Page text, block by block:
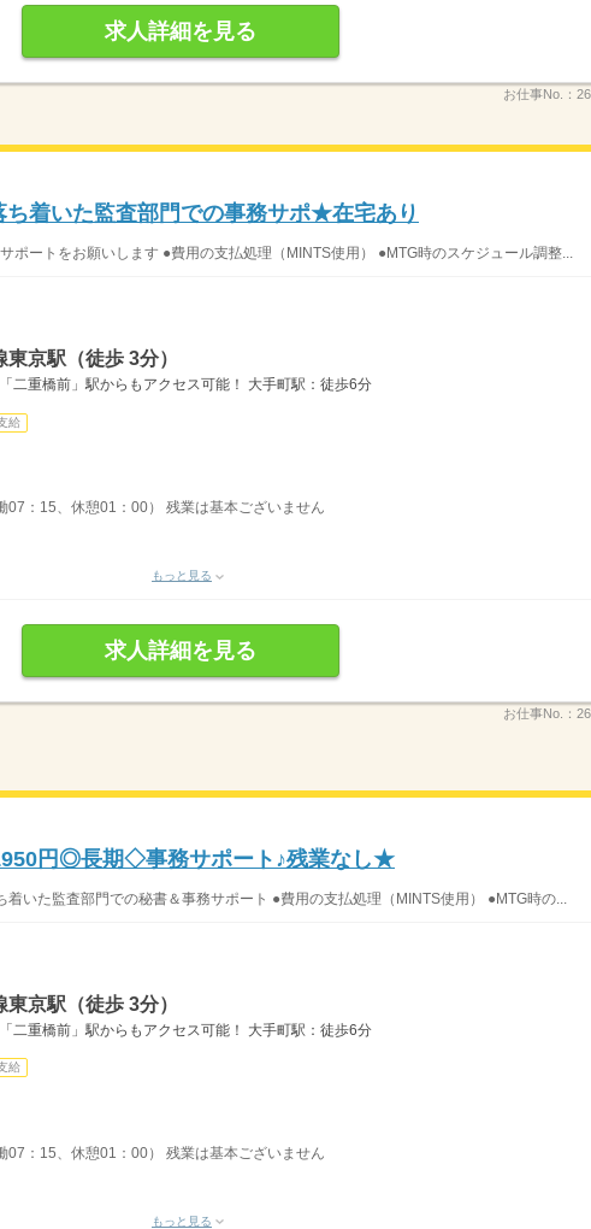
求人詳細を見る
お仕事No.：
着いた監査部門での事務サポ★在宅あり
ポートをお願いします ●費用の支払処理（MINTS使用） ●MTG時のスケジュール調整...
京駅（徒歩 3分）
二重橋前」駅からもアクセス可能！ 大手町駅：徒歩6分
給
07：15、休憩01：00） 残業は基本ございません
もっと見る
求人詳細を見る
お仕事No.：
円◎長期◇事務サポート♪残業なし★
いた監査部門での秘書＆事務サポート ●費用の支払処理（MINTS使用） ●MTG時の...
京駅（徒歩 3分）
二重橋前」駅からもアクセス可能！ 大手町駅：徒歩6分
給
：15、休憩01：00） 残業は基本ございません
もっと見る